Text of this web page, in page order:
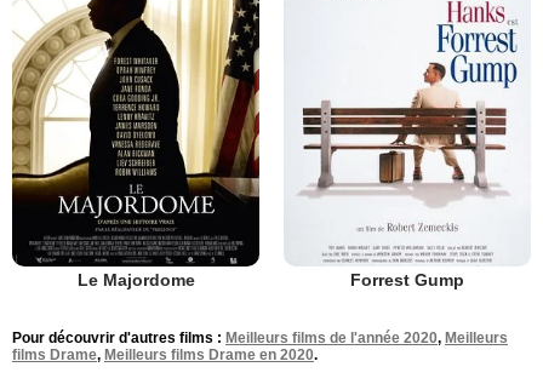
Le Majordome Forrest Gump
Pour découvrir d'autres films : Meilleurs films de l'année 2020, Meilleurs
films Drame, Meilleurs films Drame en 2020.